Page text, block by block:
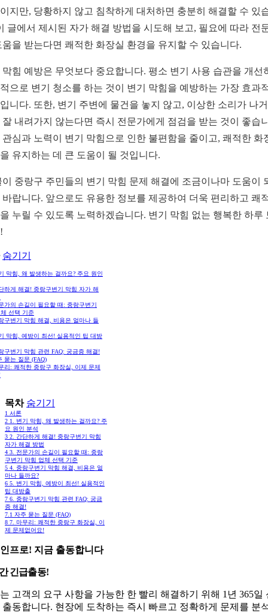
지만, 당황하지 않고 침착하게 대처하면 충분히 해결할 수 있
글에서 제시된 자가 해결 방법을 시도해 보고, 필요에 따라 전
움을 받는다면 쾌적한 화장실 환경을 유지할 수 있습니다.
막힘 예방은 무엇보다 중요합니다. 평소 변기 사용 습관을 개선
으로 변기 청소를 하는 것이 변기 막힘을 예방하는 가장 효과
니다. 또한, 변기 주변에 물건을 놓지 않고, 이상한 소리가 나
잘 내려가지 않는다면 즉시 전문가에게 점검을 받는 것이 좋습
관심과 노력이 변기 막힘으로 인한 불편함을 줄이고, 쾌적한 화
유지하는 데 큰 도움이 될 것입니다.
이 중랑구 주민들의 변기 막힘 문제 해결에 조금이나마 도움이
바랍니다. 앞으로도 유용한 정보를 제공하여 더욱 편리하고 쾌
누릴 수 있도록 노력하겠습니다. 변기 막힘 없는 행복한 하루
숨기기
막힘, 왜 발생하는 걸까요? 주요 원인
하게 해결! 중랑구변기 막힘 자가 해
가의 손길이 필요할 때: 중랑구변기
선택 기준
구변기 막힘 해결, 비용은 얼마나 들
막힘, 예방이 최선! 실용적인 팁 대방
구변기 막힘 관련 FAQ: 궁금증 해결!
묻는 질문 (FAQ)
리: 쾌적한 중랑구 화장실, 이제 문제
목차 숨기기
1 서론
2 1. 변기 막힘, 왜 발생하는 걸까요? 주
요 원인 분석
3 2. 간단하게 해결! 중랑구변기 막힘
자가 해결 방법
4 3. 전문가의 손길이 필요할 때: 중랑
구변기 막힘 업체 선택 기준
5 4. 중랑구변기 막힘 해결, 비용은 얼
마나 들까요?
6 5. 변기 막힘, 예방이 최선! 실용적인
팁 대방출
7 6. 중랑구변기 막힘 관련 FAQ: 궁금
증 해결!
7.1 자주 묻는 질문 (FAQ)
8 7. 마무리: 쾌적한 중랑구 화장실, 이
제 문제없어요!
프로! 지금 출동합니다
긴급출동!
고객의 요구 사항을 가능한 한 빨리 해결하기 위해 1년 365일
출동합니다. 현장에 도착하는 즉시 빠르고 정확하게 문제를 분